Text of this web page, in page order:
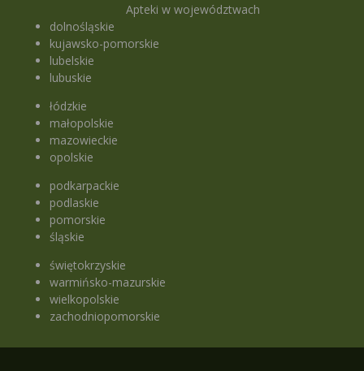
Apteki w województwach
dolnośląskie
kujawsko-pomorskie
lubelskie
lubuskie
łódzkie
małopolskie
mazowieckie
opolskie
podkarpackie
podlaskie
pomorskie
śląskie
świętokrzyskie
warmińsko-mazurskie
wielkopolskie
zachodniopomorskie